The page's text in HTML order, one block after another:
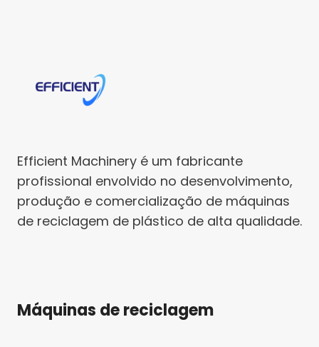
Efficient Machinery é um fabricante
profissional envolvido no desenvolvimento,
produção e comercialização de máquinas
de reciclagem de plástico de alta qualidade.
Máquinas de reciclagem